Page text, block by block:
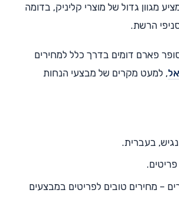
מגוון גדול של מוצרי קליניק, בדומה
הרשת.
פארם דומים בדרך כלל למחירים
, למעט מקרים של מבצעי הנחות
בעברית.
פריטים.
– מחירים טובים לפריטים במבצעים